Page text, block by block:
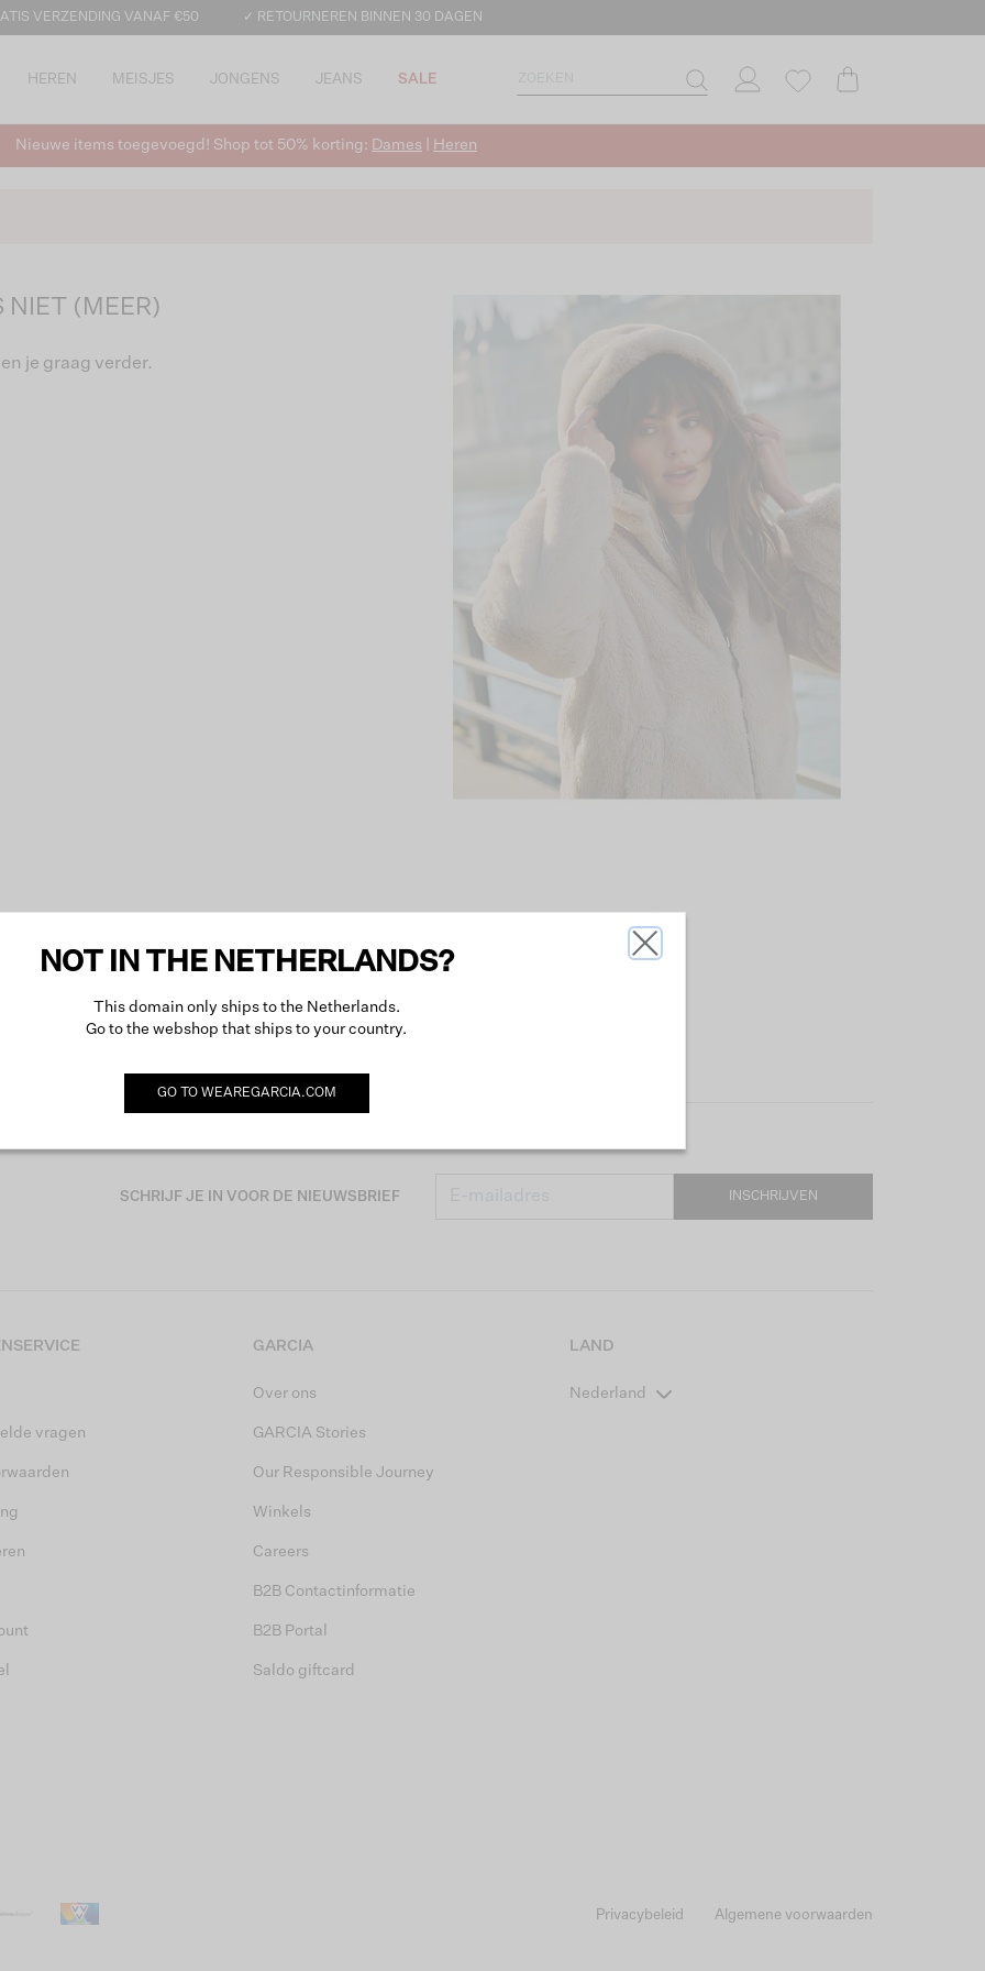
VERZENDING VANAF €50 ✓ RETOURNEREN BINNEN 30 DAGEN
HEREN MEISJES JONGENS JEANS SALE
Nieuwe items toegevoegd! Shop tot 50% korting: Dames Heren
NIET (MEER)
je graag verder.
SCHRIJF JE IN VOOR DE NIEUWSBRIEF INSCHRIJVEN
vragen
GARCIA
Over ons
GARCIA Stories
Our Responsible Journey
Winkels
Careers
B2B Contactinformatie
B2B Portal
Saldo giftcard
LAND
Nederland
Privacybeleid Algemene voorwaarden
NOT IN THE NETHERLANDS?
This domain only ships to the Netherlands.
Go to the webshop that ships to your country.
GO TO WEAREGARCIA.COM